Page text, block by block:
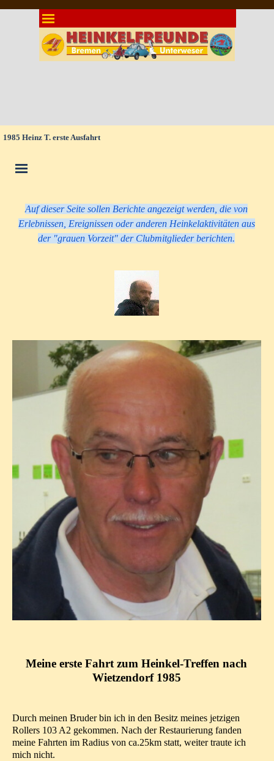
1985 Heinz T. erste Ausfahrt
Auf dieser Seite sollen Berichte angezeigt werden, die von
Erlebnissen, Ereignissen oder anderen Heinkelaktivitäten aus
der "grauen Vorzeit" der Clubmitglieder berichten.
Meine erste Fahrt zum Heinkel-Treffen nach
Wietzendorf 1985
Durch meinen Bruder bin ich in den Besitz meines jetzigen
Rollers 103 A2 gekommen. Nach der Restaurierung fanden
meine Fahrten im Radius von ca.25km statt, weiter traute ich
mich nicht.